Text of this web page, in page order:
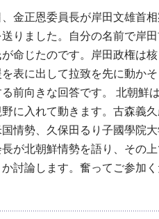
、金正恩委員長が岸田文雄首
りました。自分の名前で岸
命じたのです。岸田政権は
を表に出して拉致を先に動か
前向きな回答です。 北朝鮮
に入れて動きます。古森義
情勢、久保田るり子國學院
が北朝鮮情勢を語り、その
討論します。奮ってご参加く